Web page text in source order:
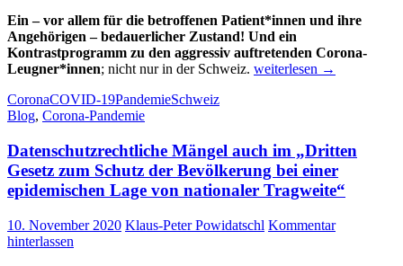
Ein – vor allem für die betroffenen Patient*innen und ihre
Angehörigen – bedauerlicher Zustand! Und ein
Kontrastprogramm zu den aggressiv auftretenden Corona-
Leugner*innen; nicht nur in der Schweiz. Corona
in
der
Schweiz:
„Alle
werden
weiterlesen →
CoronaCOVID-19PandemieSchweiz
Blog, Corona-Pandemie
Datenschutzrechtliche Mängel auch im „Dritten
Gesetz zum Schutz der Bevölkerung bei einer
epidemischen Lage von nationaler Tragweite“
10. November 2020 Klaus-Peter Powidatschl Kommentar
hinterlassen